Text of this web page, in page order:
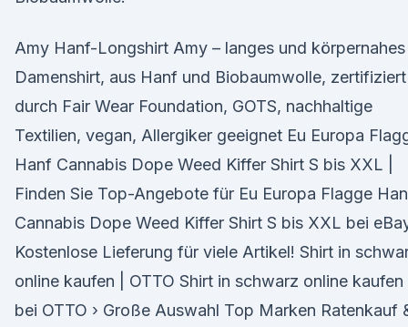
Amy Hanf-Longshirt Amy – langes und körpernahes
Damenshirt, aus Hanf und Biobaumwolle, zertifiziert
durch Fair Wear Foundation, GOTS, nachhaltige
Textilien, vegan, Allergiker geeignet Eu Europa
Hanf Cannabis Dope Weed Kiffer Shirt S bis XXL |
Finden Sie Top-Angebote für Eu Europa Flagge
Cannabis Dope Weed Kiffer Shirt S bis XXL bei
Kostenlose Lieferung für viele Artikel! Shirt in
online kaufen | OTTO Shirt in schwarz online kaufen
bei OTTO › Große Auswahl Top Marken Ratenkauf